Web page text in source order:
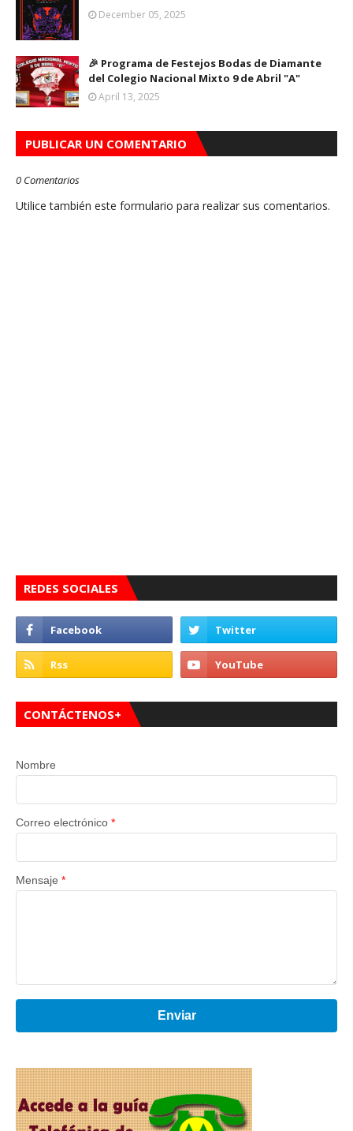
December 05, 2025
🎉 Programa de Festejos Bodas de Diamante
del Colegio Nacional Mixto 9 de Abril "A"
April 13, 2025
PUBLICAR UN COMENTARIO
0 Comentarios
Utilice también este formulario para realizar sus comentarios.
REDES SOCIALES
CONTÁCTENOS+
Nombre
Correo electrónico *
Mensaje *
Enviar